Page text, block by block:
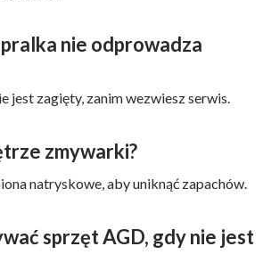
nie odprowadza
jest zagięty, zanim wezwiesz serwis.
zmywarki?
natryskowe, aby uniknąć zapachów.
sprzęt AGD, gdy nie jest